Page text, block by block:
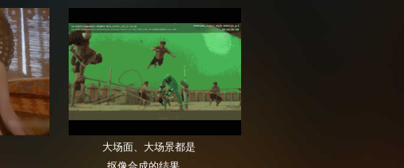
后期？
OF FILM AND TELEVISION